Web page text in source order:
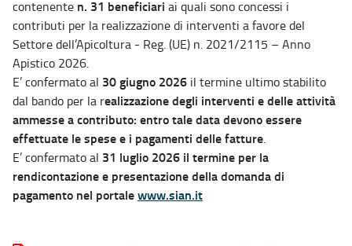
contenente n. 31 beneficiari ai quali sono concessi i
contributi per la realizzazione di interventi a favore del
Settore dell’Apicoltura - Reg. (UE) n. 2021/2115 – Anno
Apistico 2026.
E’ confermato al 30 giugno 2026 il termine ultimo stabilito
dal bando per la realizzazione degli interventi e delle attività
ammesse a contributo: entro tale data devono essere
effettuate le spese e i pagamenti delle fatture.
E’ confermato al 31 luglio 2026 il termine per la
rendicontazione e presentazione della domanda di
pagamento nel portalewww.sian.it